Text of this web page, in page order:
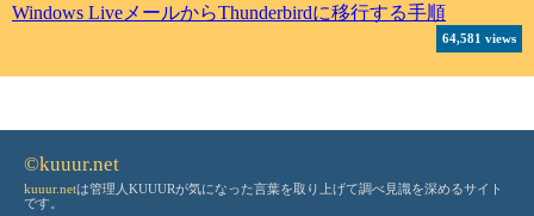
Windows LiveメールからThunderbirdに移行する手順
64,581 views
©kuuur.net
kuuur.netは管理人KUUURが気になった言葉を取り上げて調べ見識を深めるサイト
です。